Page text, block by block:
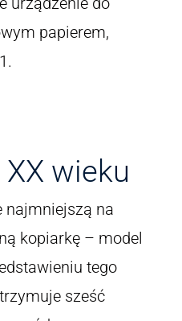
papierem,
XX wieku
najmniejszą na
kopiarkę – model
tego
sześć